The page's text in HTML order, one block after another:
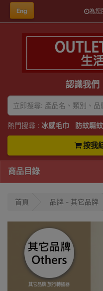
Eng 為您
認識我們
熱門搜尋 : 冰感毛巾 防蚊驅蚊
按我
商品目錄
首頁 品牌 - 其它品牌
其它品牌 旅行轉插器